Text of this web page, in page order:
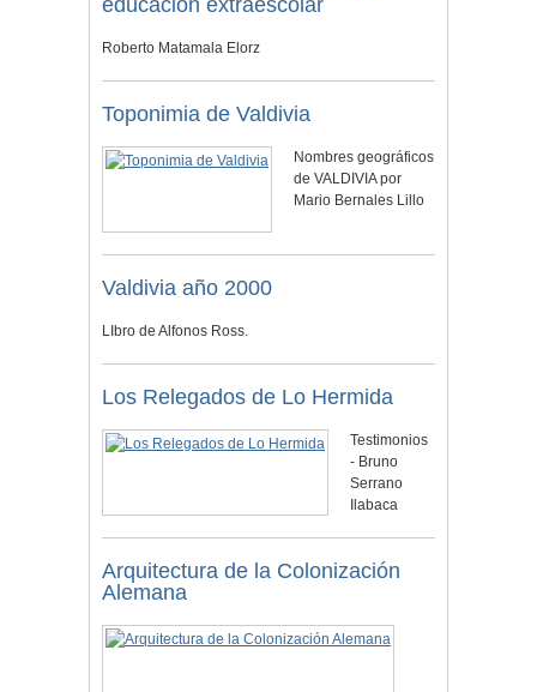
Roberto Matamala Elorz
Toponimia de Valdivia
Nombres geográficos
de VALDIVIA por
Mario Bernales Lillo
Valdivia año 2000
LIbro de Alfonos Ross.
Los Relegados de Lo Hermida
Testimonios
- Bruno
Serrano
Ilabaca
Arquitectura de la Colonización
Alemana